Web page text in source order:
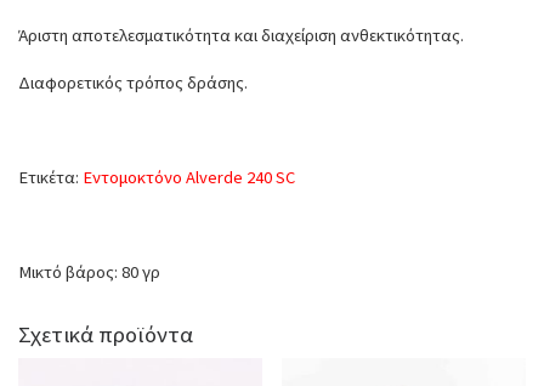
Άριστη αποτελεσματικότητα και διαχείριση ανθεκτικότητας.
Διαφορετικός τρόπος δράσης.
Ετικέτα: Εντομοκτόνο Alverde 240 SC
Μικτό βάρος: 80 γρ
Σχετικά προϊόντα